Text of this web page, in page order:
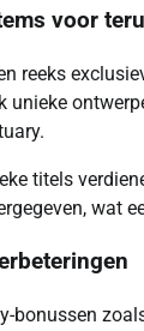
voor
reeks
titels
wat
bonussen